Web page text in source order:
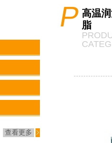
查看更多
P高温
脂